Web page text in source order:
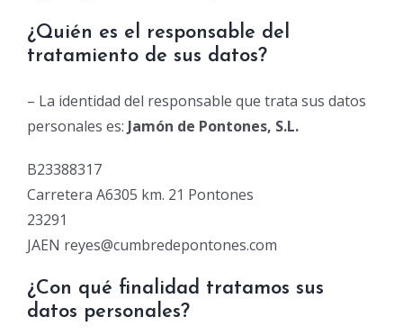
¿Quién es el responsable del
tratamiento de sus datos?
– La identidad del responsable que trata sus datos
personales es: Jamón de Pontones, S.L.
B23388317
Carretera A6305 km. 21 Pontones
23291
JAEN reyes@cumbredepontones.com
¿Con qué finalidad tratamos sus
datos personales?